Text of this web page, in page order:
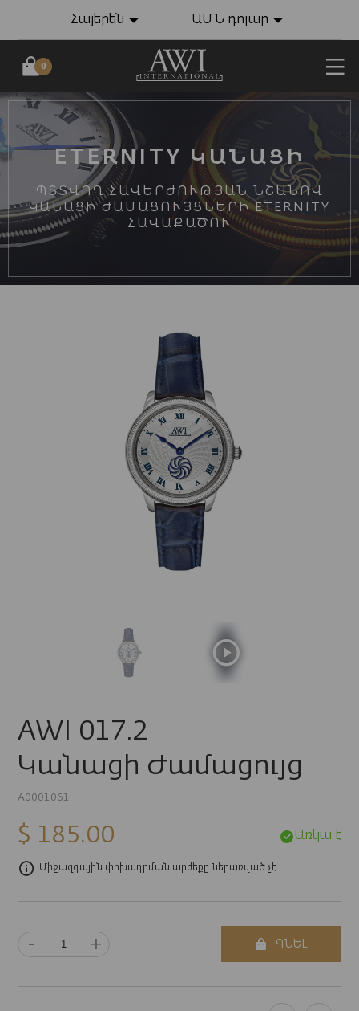
Հայերեն ԱՄՆ դոլար
0
ETERNITY ԿԱՆԱՑԻ
ՊՏՏՎՈՂ ՀԱՎԵՐԺՈՒԹՅԱՆ ՆՇԱՆՈՎ
ԿԱՆԱՑԻ ԺԱՄԱՑՈՒՅՑՆԵՐԻ ETERNITY
ՀԱՎԱՔԱԾՈՒ
AWI 017.2
Կանացի Ժամացույց
A0001061
$ 185.00 Առկա է
Միջազգային փոխադրման արժեքը ներառված չէ
- + ԳՆԵԼ